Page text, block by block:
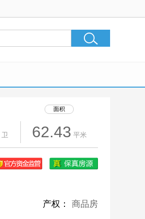
面积
卫 62.43 平米
产权： 商品房